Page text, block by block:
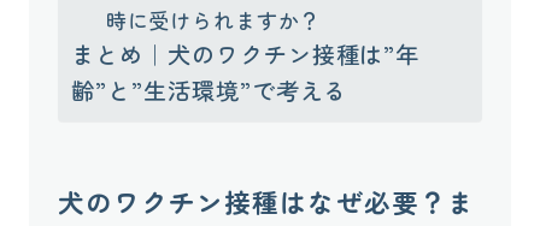
時に受けられますか？
まとめ｜犬のワクチン接種は”年
齢”と”生活環境”で考える
犬のワクチン接種はなぜ必要？ま